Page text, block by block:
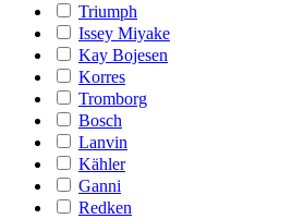
Triumph
Issey Miyake
Kay Bojesen
Korres
Tromborg
Bosch
Lanvin
Kähler
Ganni
Redken